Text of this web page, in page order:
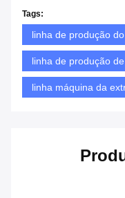
Tags:
linha de produção
linha de produção
linha máquina da